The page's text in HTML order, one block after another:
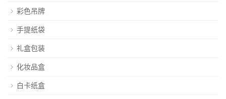
彩色吊牌
手提纸袋
礼盒包装
化妆品盒
白卡纸盒